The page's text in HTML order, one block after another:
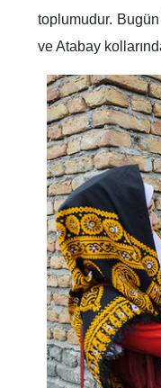
toplumudur.
ve Atabay